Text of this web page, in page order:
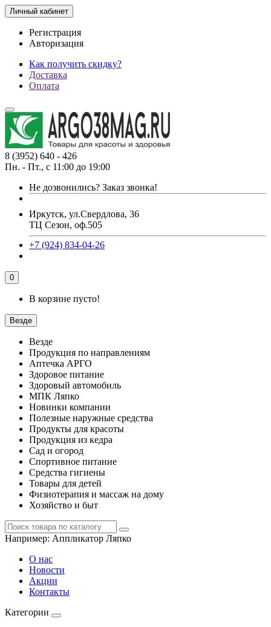
Личный кабинет
Регистрация
Авторизация
Как получить скидку?
Доставка
Оплата
8 (3952) 640 - 426
Пн. - Пт., с 11:00 до 19:00
Не дозвонились? Заказ звонка!
Иркутск, ул.Свердлова, 36
ТЦ Сезон, оф.505
+7 (924) 834-04-26
0
В корзине пусто!
Везде
Везде
Продукция по направлениям
Аптечка АРГО
Здоровое питание
Здоровый автомобиль
МПК Ляпко
Новинки компании
Полезные наружные средства
Продукты для красоты
Продукция из кедра
Сад и огород
Спортивное питание
Средства гигиены
Товары для детей
Физиотерапия и массаж на дому
Хозяйство и быт
Например: Аппликатор Ляпко
О нас
Новости
Акции
Контакты
Категории